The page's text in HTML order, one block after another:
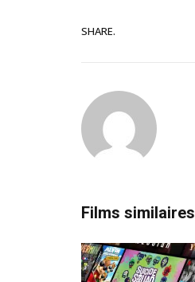
SHARE.
Films similaires